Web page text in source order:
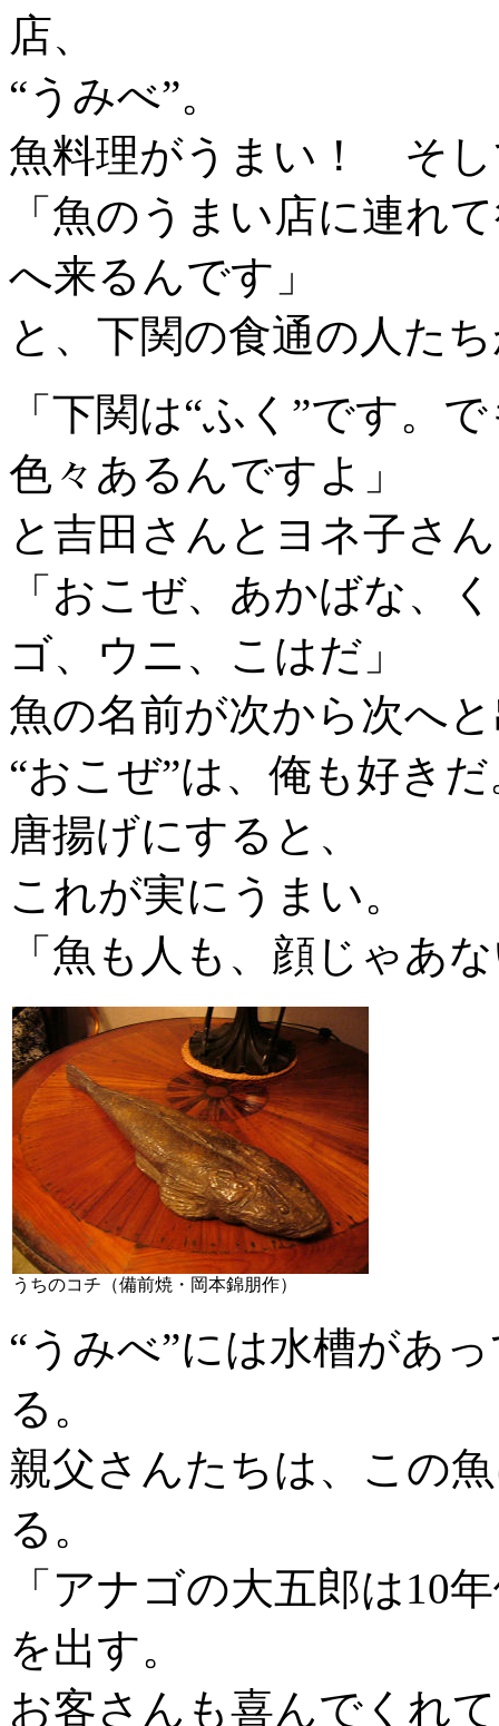
店、
“うみべ”。
魚料理がうまい！ そし
「魚のうまい店に連れ
へ来るんです」
と、下関の食通の人た
「下関は“ふく”です。
色々あるんですよ」
と吉田さんとヨネ子さ
「おこぜ、あかばな、
ゴ、ウニ、こはだ」
魚の名前が次から次へ
“おこぜ”は、俺も好き
唐揚げにすると、
これが実にうまい。
「魚も人も、顔じゃあ
うちのコチ（備前焼・岡本錦朋作）
“うみべ”には水槽があ
る。
親父さんたちは、この
る。
「アナゴの大五郎は10
を出す。
お客さんも喜んでくれ